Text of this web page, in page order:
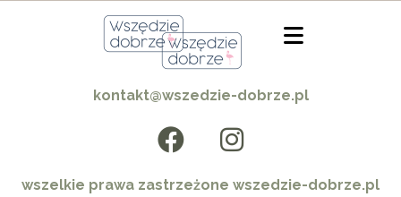
kontakt@wszedzie-dobrze.pl
wszelkie prawa zastrzeżone wszedzie-dobrze.pl